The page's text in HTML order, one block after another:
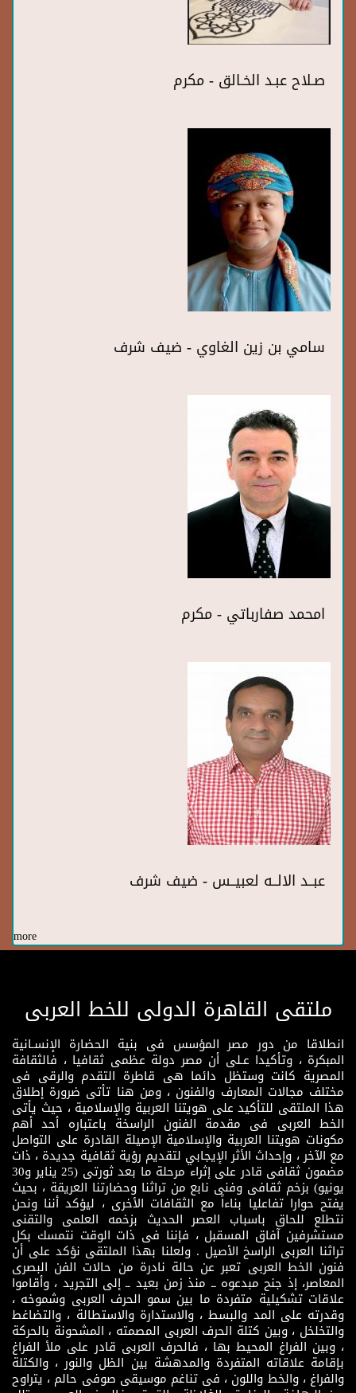
صـلاح عبـد الخـالق - مكرم
سامي بن زين الغاوي - ضيف شرف
امحمد صفارباتي - مكرم
عبــد الالــه لعبيــس - ضيف شرف
more
ملتقى القاهرة الدولى للخط العربى
انطلاقا من دور مصر المؤسس فى بنية الحضارة الإنسـانية
المبكرة ، وتأكيدا عـلى أن مصر دولة عظمى ثقافيا ، فالثقافة
المصرية كانت وستظل دائما هى قاطرة التقدم والرقى فى
مختلف مجالات المعارف والفنون ، ومن هنا تأتى ضرورة إطلاق
هذا الملتقى للتأكيد على هويتنا العربية والإسلامية ، حيث يأتى
الخط العربى فى مقدمة الفنون الراسخة باعتباره أحد أهم
مكونات هويتنا العربية والإسلامية الإصيلة القادرة على التواصل
مع الآخر ، وإحداث الأثر الإيجابي لتقديم رؤية ثقافية جديدة ، ذات
مضمون ثقافى قادر على إثراء مرحلة ما بعد ثورتى (25 يناير و30
يونيو) بزخم ثقافى وفنى نابع من تراثنا وحضارتنا العريقة ، بحيث
يفتح حوارا تفاعليا بناءاً مع الثقافات الأخرى ، ليؤكد أننا ونحن
نتطلع للحاق باسباب العصر الحديث بزخمه العلمى والتقنى
مستشرفين آفاق المسقبل ، فإننا فى ذات الوقت نتمسك بكل
تراثنا العربى الراسخ الأصيل . ولعلنا بهذا الملتقى نؤكد على أن
فنون الخط العربى تعبر عن حالة نادرة من حالات الفن البصرى
المعاصر، إذ جنح مبدعوه ــ منذ زمن بعيد ــ إلى التجريد ، وأقاموا
علاقات تشكيلية متفردة ما بين سمو الحرف العربى وشموخه ،
وقدرته على المد والبسط ، والاستدارة والاستطالة ، والتضاغط
والتخلخل ، وبين كتلة الحرف العربى المصمته ، المشحونة بالحركة
، وبين الفراغ المحيط بها ، فالحرف العربى قادر على ملأ الفراغ
بإقامة علاقاته المتفردة والمدهشة بين الظل والنور ، والكتلة
والفراغ ، والخط واللون ، فى تناغم موسيقى صوفى حالم ، يتراوح